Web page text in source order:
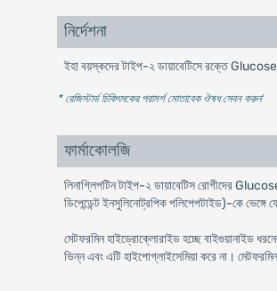
নির্দেশনা
ইহা বয়স্কদের টাইপ-২ ডায়াবেটিসে রক্তে Glucose
* রেজিস্টার্ড চিকিৎসকের পরামর্শ মোতাবেক ঔষধ সেবন করুন'
ফার্মাকোলজি
লিনাগ্লিপটিন টাইপ-২ ডায়াবেটিস রোগীদের
ডিপেন্ডেন্ট ইনসুলিনোট্রপিক পলিপেপটাইড)-কে
মেটফরমিন হাইড্রোক্লোরাইড হচ্ছে বাইগুয়ানাইড
ভিন্ন এবং এটি হাইপোগ্লাইসেমিয়া করে না।